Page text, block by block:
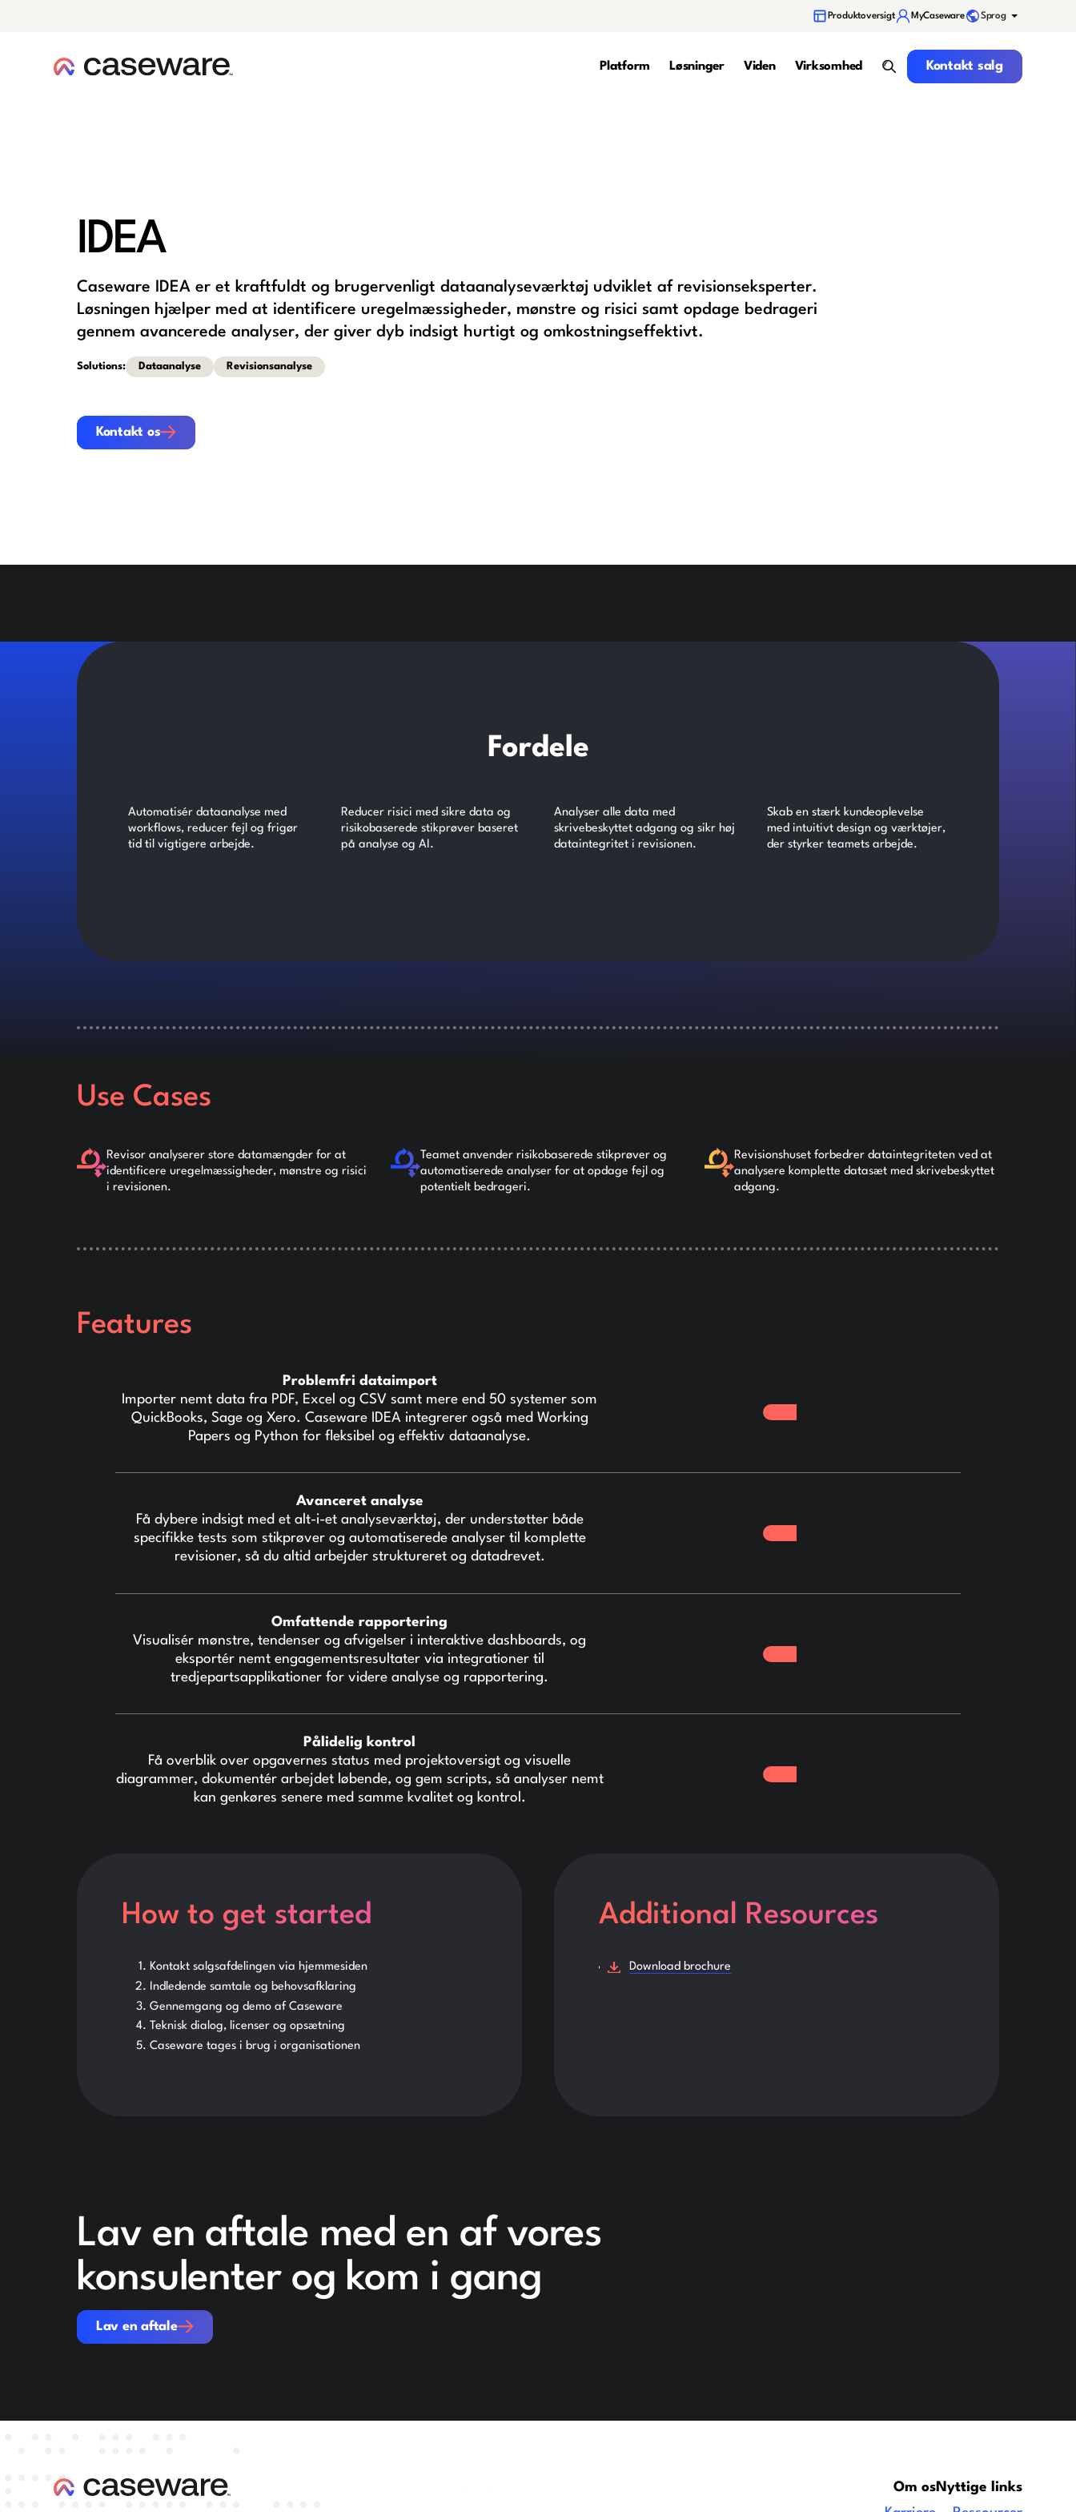
Produktoversigt MyCaseware Sprog
Platform Løsninger Viden Virksomhed
search
Kontakt salg
Kontakt salg
IDEA
Caseware IDEA er et kraftfuldt og brugervenligt dataanalyseværktøj udviklet af revisionseksperter.
Løsningen hjælper med at identificere uregelmæssigheder, mønstre og risici samt opdage bedrageri
gennem avancerede analyser, der giver dyb indsigt hurtigt og omkostningseffektivt.
Solutions: Dataanalyse Revisionsanalyse
Kontakt os
Kontakt os
Fordele
Automatisér dataanalyse med
workflows, reducer fejl og frigør
tid til vigtigere arbejde.
Reducer risici med sikre data og
risikobaserede stikprøver baseret
på analyse og AI.
Analyser alle data med
skrivebeskyttet adgang og sikr høj
dataintegritet i revisionen.
Skab en stærk kundeoplevelse
med intuitivt design og værktøjer,
der styrker teamets arbejde.
Use Cases
Revisor analyserer store datamængder for at
identificere uregelmæssigheder, mønstre og risici
i revisionen.
Teamet anvender risikobaserede stikprøver og
automatiserede analyser for at opdage fejl og
potentielt bedrageri.
Revisionshuset forbedrer dataintegriteten ved at
analysere komplette datasæt med skrivebeskyttet
adgang.
Features
Problemfri dataimport
Importer nemt data fra PDF, Excel og CSV samt mere end 50 systemer som
QuickBooks, Sage og Xero. Caseware IDEA integrerer også med Working
Papers og Python for fleksibel og effektiv dataanalyse.
Avanceret analyse
Få dybere indsigt med et alt-i-et analyseværktøj, der understøtter både
specifikke tests som stikprøver og automatiserede analyser til komplette
revisioner, så du altid arbejder struktureret og datadrevet.
Omfattende rapportering
Visualisér mønstre, tendenser og afvigelser i interaktive dashboards, og
eksportér nemt engagementsresultater via integrationer til
tredjepartsapplikationer for videre analyse og rapportering.
Pålidelig kontrol
Få overblik over opgavernes status med projektoversigt og visuelle
diagrammer, dokumentér arbejdet løbende, og gem scripts, så analyser nemt
kan genkøres senere med samme kvalitet og kontrol.
How to get started
Kontakt salgsafdelingen via hjemmesiden
Indledende samtale og behovsafklaring
Gennemgang og demo af Caseware
Teknisk dialog, licenser og opsætning
Caseware tages i brug i organisationen
Additional Resources
Download brochure
Lav en aftale med en af vores
konsulenter og kom i gang
Lav en aftale
Lav en aftale
Om osNyttige links